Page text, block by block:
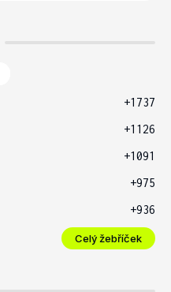
+1737
+1126
+1091
+975
+936
Celý žebříček